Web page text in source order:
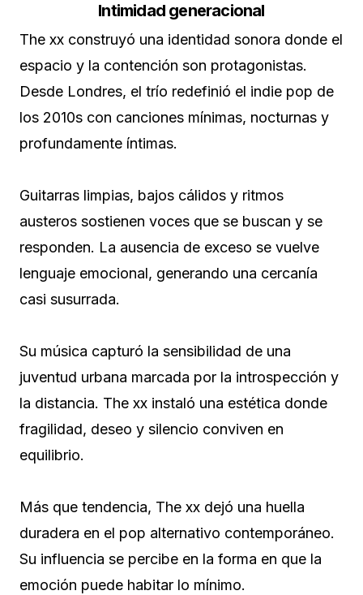
Intimidad generacional
The xx construyó una identidad sonora donde el
espacio y la contención son protagonistas.
Desde Londres, el trío redefinió el indie pop de
los 2010s con canciones mínimas, nocturnas y
profundamente íntimas.
Guitarras limpias, bajos cálidos y ritmos
austeros sostienen voces que se buscan y se
responden. La ausencia de exceso se vuelve
lenguaje emocional, generando una cercanía
casi susurrada.
Su música capturó la sensibilidad de una
juventud urbana marcada por la introspección y
la distancia. The xx instaló una estética donde
fragilidad, deseo y silencio conviven en
equilibrio.
Más que tendencia, The xx dejó una huella
duradera en el pop alternativo contemporáneo.
Su influencia se percibe en la forma en que la
emoción puede habitar lo mínimo.